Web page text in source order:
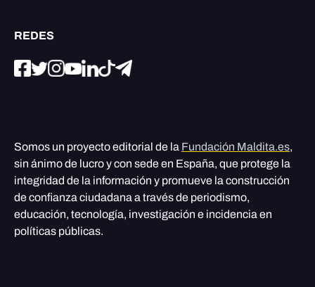
REDES
Somos un proyecto editorial de la Fundación Maldita.es,
sin ánimo de lucro y con sede en España, que protege la
integridad de la información y promueve la construcción
de confianza ciudadana a través de periodismo,
educación, tecnología, investigación e incidencia en
políticas públicas.